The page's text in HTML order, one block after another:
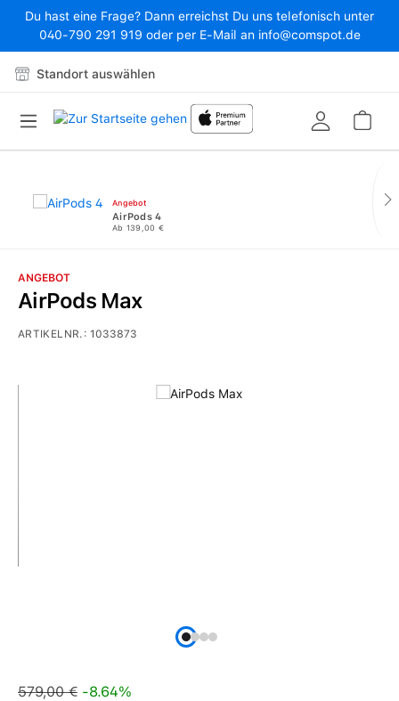
Zum Hauptinhalt springen
Du hast eine Frage? Dann erreichst Du uns telefonisch unter
040-790 291 919 oder per E-Mail an info@comspot.de
Standort auswählen
Angebot
AirPods 4
Ab 139,00 €
Bildergalerie überspringen
ANGEBOT
AirPods Max
ARTIKELNR.:1033873
Verkaufspreis:
Regulärer Preis:
579,00 € -8.64%